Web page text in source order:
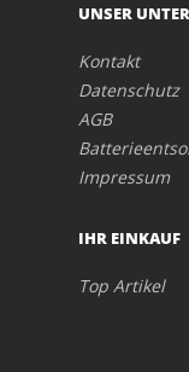
UNSER
Kontakt
Datenschutz
AGB
Impressum
IHR EINKAUF
Top Artikel